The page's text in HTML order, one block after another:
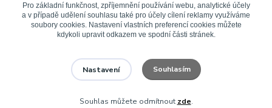
info@fanshopbkboleslav.cz
Pro základní funkčnost, zpříjemnění používání webu, analytické účely
a v případě udělení souhlasu také pro účely cílení reklamy využíváme
soubory cookies. Nastavení vlastních preferencí cookies můžete
kdykoli upravit odkazem ve spodní části stránek.
Nastavení Souhlasím
Souhlas můžete odmítnout zde.